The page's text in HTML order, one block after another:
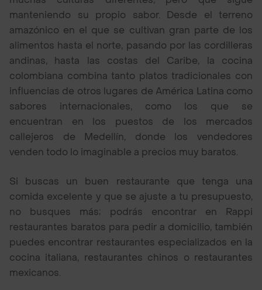
manteniendo su propio sabor. Desde el terreno
amazónico en el que se cultivan gran parte de los
alimentos hasta el norte, pasando por las cordilleras
andinas, hasta las costas del Caribe, la cocina
colombiana combina tanto platos tradicionales con
influencias de otros lugares de América Latina como
sabores internacionales, como los que se
encuentran en los puestos de los mercados
callejeros de Medellín, donde los vendedores
venden todo lo imaginable a precios muy baratos.
Si buscas un buen restaurante que tenga una
comida excelente y que se ajuste a tu presupuesto,
no busques más; podrás encontrar en Rappi
restaurantes baratos para pedir a domicilio, también
puedes encontrar restaurantes especializados en la
cocina italiana, restaurantes chinos o restaurantes
mexicanos.